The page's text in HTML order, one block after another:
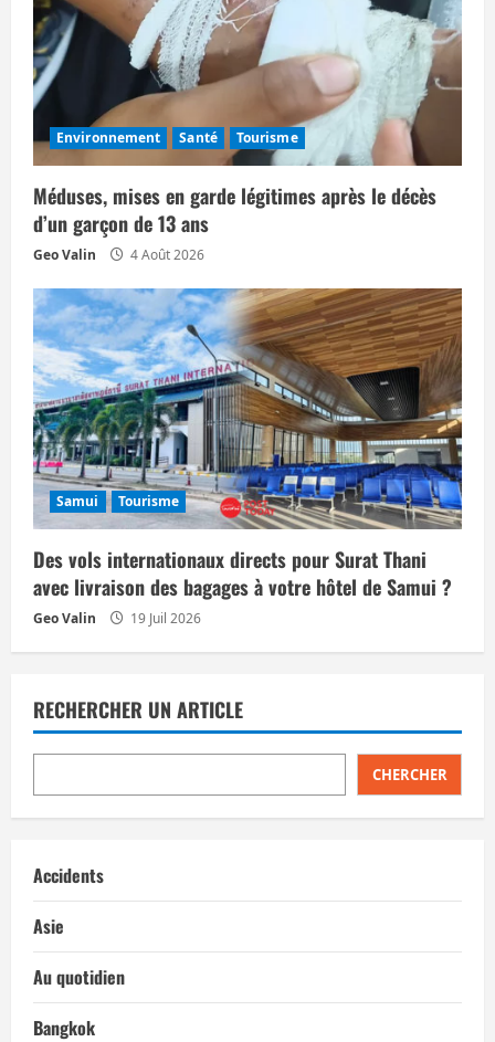
Environnement Santé Tourisme
Méduses, mises en garde légitimes après le décès
d’un garçon de 13 ans
Geo Valin 4 Août 2026
Samui Tourisme
Des vols internationaux directs pour Surat Thani
avec livraison des bagages à votre hôtel de Samui ?
Geo Valin 19 Juil 2026
RECHERCHER UN ARTICLE
CHERCHER
Accidents
Asie
Au quotidien
Bangkok